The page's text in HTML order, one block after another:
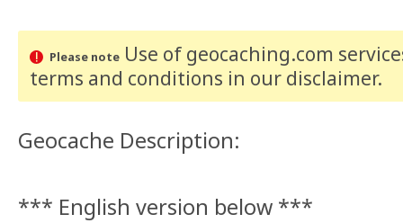
Please noteUse of geocaching.com
terms and conditions in our disclaimer.
Geocache Description:
*** English version below ***